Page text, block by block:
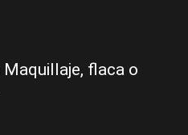
Maquillaje, flaca o